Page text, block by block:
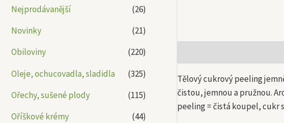
Nejprodávanější
(26)
Novinky
(21)
Obiloviny
(220)
Oleje, ochucovadla, sladidla
(325)
Ořechy, sušené plody
(115)
Oříškové krémy
(44)
Tělový cukrový peeling
čistou, jemnou a pružnou.
peeling = čistá koupel, cukr